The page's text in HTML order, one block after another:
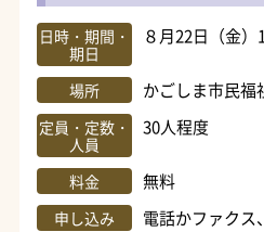
日時・期間・
期日
８月22日（金）
場所 かごしま市民福
定員・定数・
人員
30人程度
料金 無料
申し込み
電話かファクス